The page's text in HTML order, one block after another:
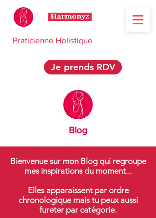
Je prends RDV
Praticienne Holistique
Blog
Bienvenue sur mon Blog qui regroupe
mes inspirations du moment...
Elles apparaissent par ordre
chronologique mais tu peux aussi
fureter par catégorie.